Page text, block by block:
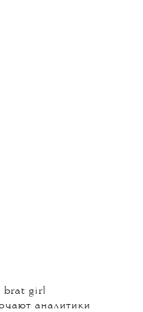
brat girl
аналитики